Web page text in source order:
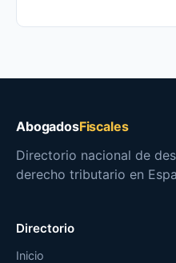
AbogadosFiscales
Directorio nacional de
derecho tributario en
Directorio
Inicio